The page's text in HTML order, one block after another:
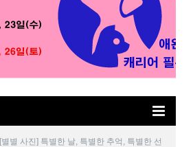
[별별 사진] 특별한 날, 특별한 추억, 특별한 선